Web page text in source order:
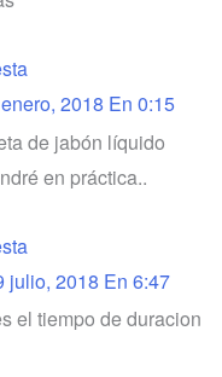
2018 En 0:15
de jabón líquido
en práctica..
julio, 2018 En 6:47
el tiempo de duracion